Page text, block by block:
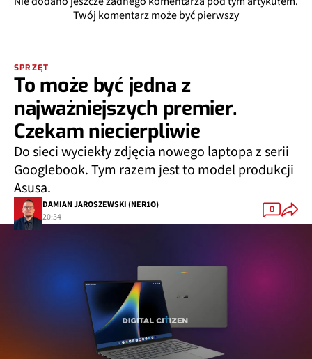
Twój komentarz może być pierwszy
SPRZĘT
To może być jedna z
najważniejszych premier.
Czekam niecierpliwie
Do sieci wyciekły zdjęcia nowego laptopa z serii
Googlebook. Tym razem jest to model produkcji
Asusa.
DAMIAN JAROSZEWSKI (NER1O)
20:34
0